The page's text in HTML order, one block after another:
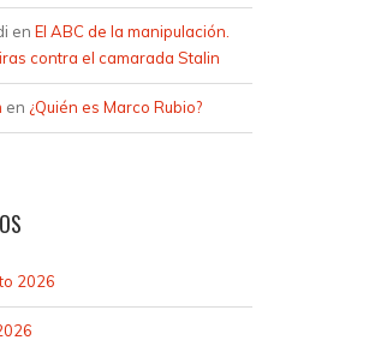
en El ABC de la manipulación.
contra el camarada Stalin
en ¿Quién es Marco Rubio?
2026